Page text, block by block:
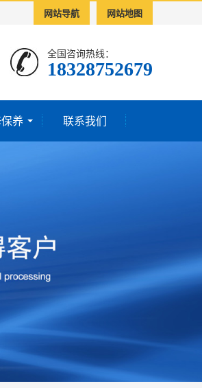
网站导航 网站地图
全国咨询热线：
18328752679‬
养 联系我们